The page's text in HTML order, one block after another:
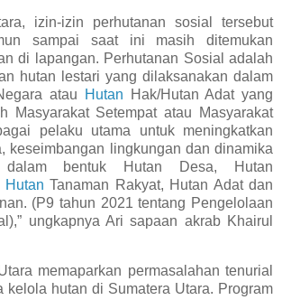
izin-izin perhutanan sosial tersebut
sampai saat ini masih ditemukan
di lapangan. Perhutanan Sosial adalah
hutan lestari yang dilaksanakan dalam
atau
Hutan Hak/Hutan Adat yang
Masyarakat Setempat atau Masyarakat
pelaku utama untuk meningkatkan
keseimbangan lingkungan dan dinamika
bentuk Hutan Desa, Hutan
Hutan Tanaman Rakyat, Hutan Adat dan
(P9 tahun 2021 tentang Pengelolaan
ungkapnya Ari sapaan akrab Khairul
memaparkan permasalahan tenurial
kelola hutan di Sumatera Utara. Program